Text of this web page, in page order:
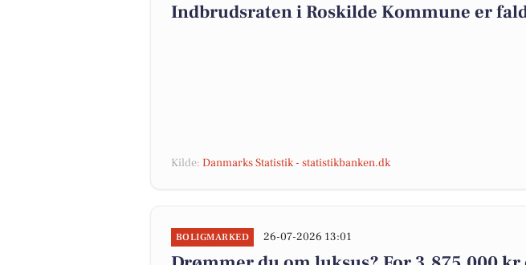
Indbrudsraten i Roskilde Kommune er
Kilde: Danmarks Statistik - statistikbanken.dk
BOLIGMARKED 26-07-2026 13:01